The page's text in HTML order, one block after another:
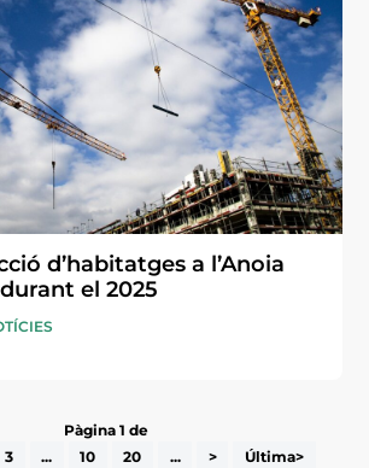
d’habitatges a l’Anoia
el 2025
Pàgina 1 de
3 ... 10 20 ... > Última>